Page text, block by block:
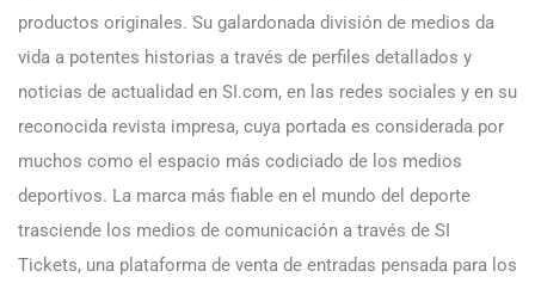
productos originales. Su galardonada división de medios da
vida a potentes historias a través de perfiles detallados y
noticias de actualidad en SI.com, en las redes sociales y en su
reconocida revista impresa, cuya portada es considerada por
muchos como el espacio más codiciado de los medios
deportivos. La marca más fiable en el mundo del deporte
trasciende los medios de comunicación a través de SI
Tickets, una plataforma de venta de entradas pensada para los